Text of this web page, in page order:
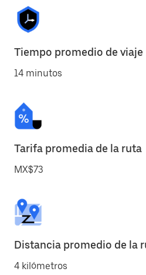
Tiempo promedio de viaje
14 minutos
Tarifa promedia de la ruta
MX$73
Distancia promedio de la
4 kilómetros